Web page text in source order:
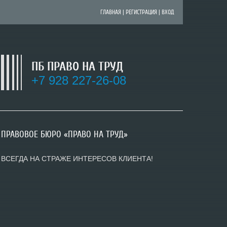
ГЛАВНАЯ РЕГИСТРАЦИЯ ВХОД
ПБ ПРАВО НА ТРУД
+7 928 227-26-08
ПРАВОВОЕ БЮРО «ПРАВО НА ТРУД»
ВСЕГДА НА СТРАЖЕ ИНТЕРЕСОВ КЛИЕНТА!
ПРАВОВОЕ БЮРО «ПРАВО НА ТРУД»
ВСЕГДА НА СТРАЖЕ ИНТЕРЕСОВ КЛИЕНТА!
ПРАВОВОЕ БЮРО «ПРАВО НА ТРУД»
ВСЕГДА НА СТРАЖЕ ИНТЕРЕСОВ КЛИЕНТА!